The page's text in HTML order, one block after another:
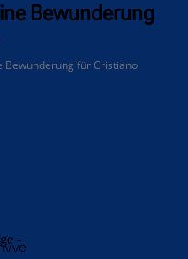
Bewunderung
Bewunderung für Cristiano
-